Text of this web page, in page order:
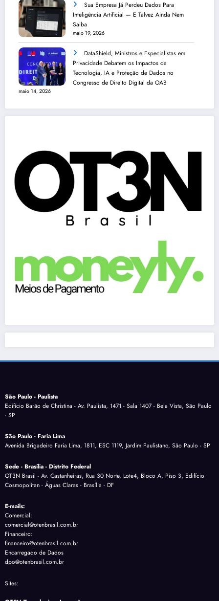
Sua Empresa Já Perdeu Dados Para
Inteligência Artificial — E Talvez Ainda Nem
Saiba
maio 19, 2026
DataShield, Ministros e Especialistas em
Privacidade Debatem os Impactos da
Tecnologia, IA e Proteção de Dados no
Congresso de Direito Digital da OAB
maio 14, 2026
São Paulo - Paulista
Edifício Barão de Christina - Av. Paulista, 1471 - Sala 1407 - Bela Vista, São Paulo
- SP
São Paulo - Faria Lima
Avenida Brigadeiro Faria Lima, 1811, ESC 1119, Jardim Paulistano, São Paulo - SP
Sede - Brasília - Distrito Federal
OT3N Brasil - Av. Castanheiras, Rua 30 Norte, Lote4, Bloco A, Piso 3, Edifício
Cosmopolitan - Águas Claras - Brasília - DF
E-mails:
Comercial:
comercial@otenbrasil.com.br
Financeiro:
financeiro@otenbrasil.com.br
Encarregado de Dados
dpo@otenbrasil.com.br
Sites: